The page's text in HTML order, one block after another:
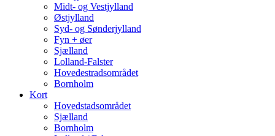
Midt- og Vestjylland
Østjylland
Syd- og Sønderjylland
Fyn + øer
Sjælland
Lolland-Falster
Hovedestradsområdet
Bornholm
Kort
Hovedstadsområdet
Sjælland
Bornholm